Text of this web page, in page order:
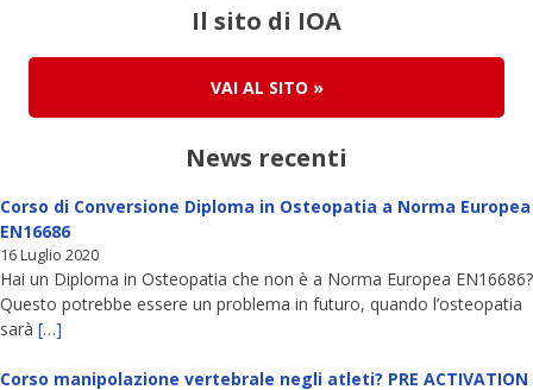
Il sito di IOA
VAI AL SITO »
News recenti
Corso di Conversione Diploma in Osteopatia a Norma Europea
EN16686
16 Luglio 2020
Hai un Diploma in Osteopatia che non è a Norma Europea EN16686?
Questo potrebbe essere un problema in futuro, quando l’osteopatia
sarà […]
Corso manipolazione vertebrale negli atleti? PRE ACTIVATION